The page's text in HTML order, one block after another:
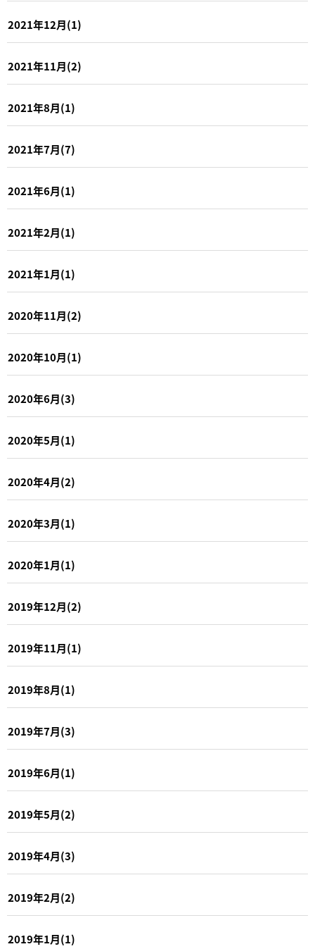
2021年12月(1)
2021年11月(2)
2021年8月(1)
2021年7月(7)
2021年6月(1)
2021年2月(1)
2021年1月(1)
2020年11月(2)
2020年10月(1)
2020年6月(3)
2020年5月(1)
2020年4月(2)
2020年3月(1)
2020年1月(1)
2019年12月(2)
2019年11月(1)
2019年8月(1)
2019年7月(3)
2019年6月(1)
2019年5月(2)
2019年4月(3)
2019年2月(2)
2019年1月(1)